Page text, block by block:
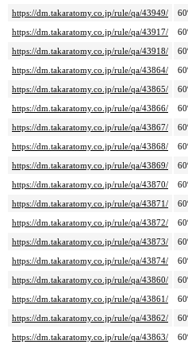
https://dm.takaratomy.co.jp/rule/qa/43949/
https://dm.takaratomy.co.jp/rule/qa/43917/
https://dm.takaratomy.co.jp/rule/qa/43918/
https://dm.takaratomy.co.jp/rule/qa/43864/
https://dm.takaratomy.co.jp/rule/qa/43865/
https://dm.takaratomy.co.jp/rule/qa/43866/
https://dm.takaratomy.co.jp/rule/qa/43867/
https://dm.takaratomy.co.jp/rule/qa/43868/
https://dm.takaratomy.co.jp/rule/qa/43869/
https://dm.takaratomy.co.jp/rule/qa/43870/
https://dm.takaratomy.co.jp/rule/qa/43871/
https://dm.takaratomy.co.jp/rule/qa/43872/
https://dm.takaratomy.co.jp/rule/qa/43873/
https://dm.takaratomy.co.jp/rule/qa/43874/
https://dm.takaratomy.co.jp/rule/qa/43860/
https://dm.takaratomy.co.jp/rule/qa/43861/
https://dm.takaratomy.co.jp/rule/qa/43862/
https://dm.takaratomy.co.jp/rule/qa/43863/